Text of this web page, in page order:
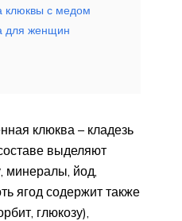
клюквы с медом
для женщин
клюква – кладезь
выделяют
минералы, йод,
ягод содержит также
глюкозу),